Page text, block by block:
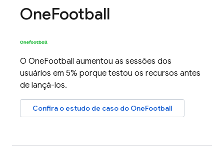
OneFootball
O OneFootball aumentou as sessões dos
usuários em 5% porque testou os recursos antes
de lançá-los.
Confira o estudo de caso do OneFootball